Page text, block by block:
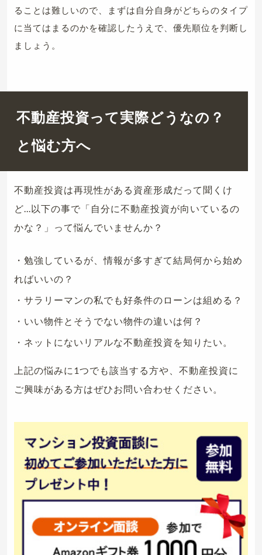
ることは難しいので、まずは自分自身がどちらのタイプ
に当てはまるのかを確認したうえで、優先順位を判断し
ましょう。
不動産投資って実際どうなの？
と悩む方へ
不動産投資は再現性がある資産形成だって聞くけ
ど...以下の事で「自分に不動産投資が向いているの
かな？」って悩んでいませんか？
・勉強しているが、情報が多すぎて結局何から始め
ればいいの？
・サラリーマンの私でも好条件のローンは組める？
・いい物件とそうでない物件の違いは何？
・ネットにないリアルな不動産投資を知りたい。
上記の悩みに1つでも該当する方や、不動産投資に
ご興味がある方はぜひお問い合わせください。